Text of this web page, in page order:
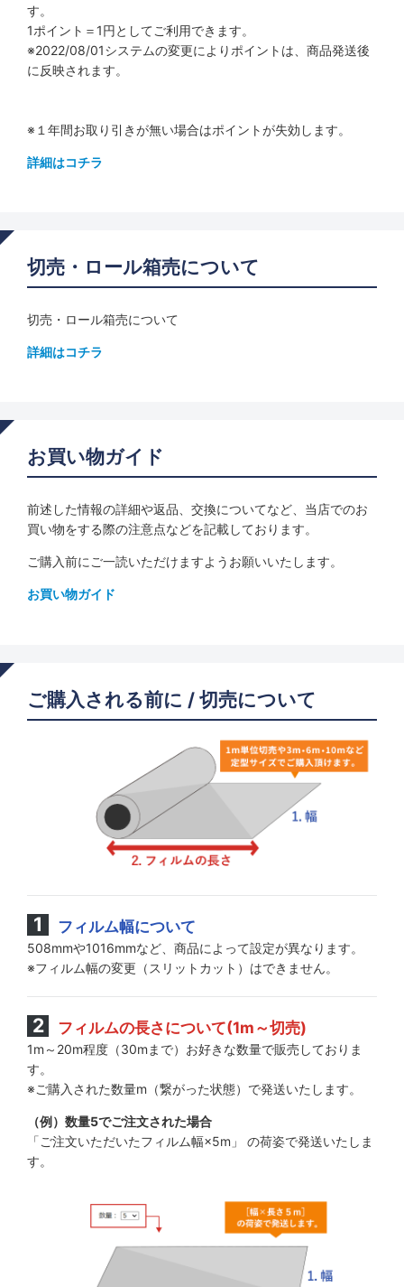
す。
1ポイント＝1円としてご利用できます。
※2022/08/01システムの変更によりポイントは、商品発送後
に反映されます。
※１年間お取り引きが無い場合はポイントが失効します。
詳細はコチラ
切売・ロール箱売について
切売・ロール箱売について
詳細はコチラ
お買い物ガイド
前述した情報の詳細や返品、交換についてなど、当店でのお
買い物をする際の注意点などを記載しております。
ご購入前にご一読いただけますようお願いいたします。
お買い物ガイド
ご購入される前に / 切売について
フィルム幅について
508mmや1016mmなど、商品によって設定が異なります。
※フィルム幅の変更（スリットカット）はできません。
フィルムの長さについて(1m～切売)
1m～20m程度（30mまで）お好きな数量で販売しておりま
す。
※ご購入された数量m（繋がった状態）で発送いたします。
（例）数量5でご注文された場合
「ご注文いただいたフィルム幅×5m」 の荷姿で発送いたしま
す。